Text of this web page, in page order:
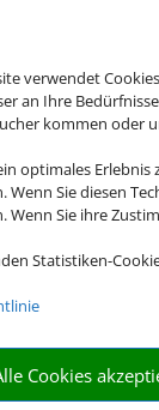
verwendet
an Ihre
kommen oder
optimales
Wenn Sie diesen
Wenn Sie ihre
Statistiken-
Cookies
|Online